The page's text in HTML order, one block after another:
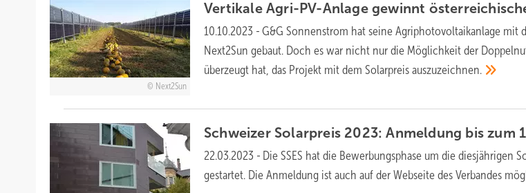
Next2Sun
Vertikale Agri-PV-Anlage gewinnt
10.10.2023 - G&G Sonnenstrom hat seine Agriphotovoltaikanlage mit
Next2Sun gebaut. Doch es war nicht nur die Möglichkeit der
überzeugt hat, das Projekt mit dem Solarpreisauszuzeichnen.
Schweizer Solarpreis 2023: Anmeldung bis zum
22.03.2023 - Die SSES hat die Bewerbungsphase um die diesjährigen
gestartet. Die Anmeldung ist auch auf der Webseite des Verbandes